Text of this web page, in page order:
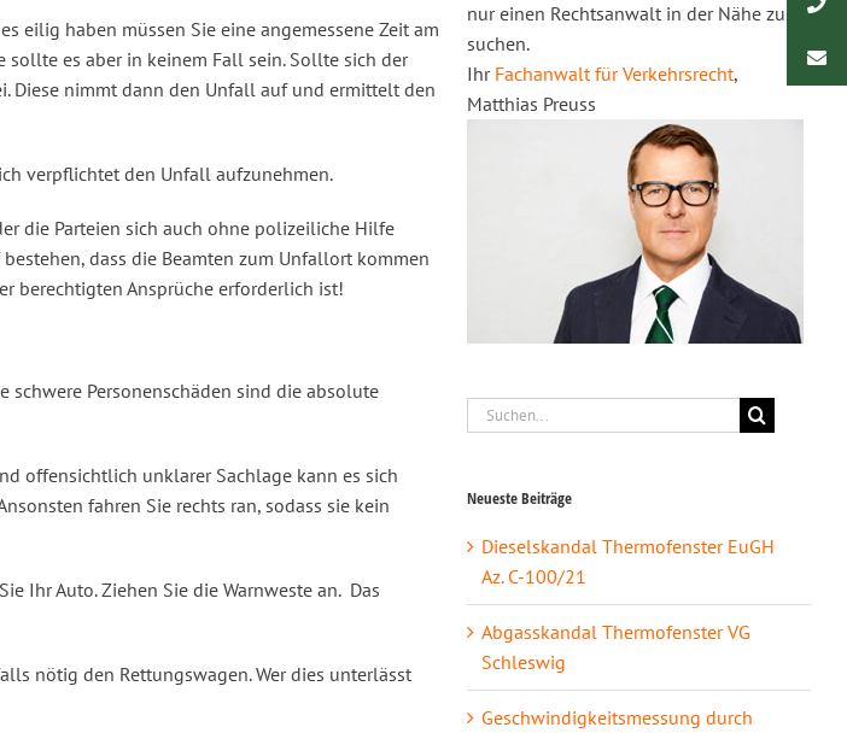
eilig haben müssen Sie eine angemessene Zeit am
sollte es aber in keinem Fall sein. Sollte sich der
Diese nimmt dann den Unfall auf und ermittelt den
verpflichtet den Unfall aufzunehmen.
die Parteien sich auch ohne polizeiliche Hilfe
dass die Beamten zum Unfallort kommen
berechtigten Ansprüche erforderlich ist!
schwere Personenschäden sind die absolute
offensichtlich unklarer Sachlage kann es sich
fahren Sie rechts ran, sodass sie kein
Ihr Auto. Ziehen Sie die Warnweste an. Das
nötig den Rettungswagen. Wer dies unterlässt
nur einen Rechtsanwalt in der Nähe zu
suchen.
Ihr Fachanwalt für Verkehrsrecht,
Matthias Preuss
Suche
Neueste Beiträge
Dieselskandal Thermofenster EuGH
Az. C-100/21
Abgasskandal Thermofenster VG
Schleswig
Geschwindigkeitsmessung durch